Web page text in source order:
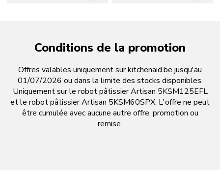
Conditions de la promotion
Offres valables uniquement sur kitchenaid.be jusqu'au
01/07/2026 ou dans la limite des stocks disponibles.
Uniquement sur le robot pâtissier Artisan 5KSM125EFL
et le robot pâtissier Artisan 5KSM60SPX. L'offre ne peut
être cumulée avec aucune autre offre, promotion ou
remise.